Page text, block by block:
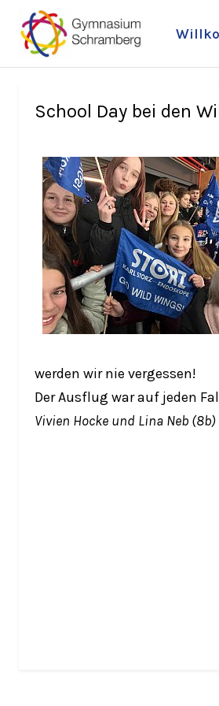
School Day bei den
werden wir nie vergessen!
Der Ausflug war auf jeden
Vivien Hocke und Lina Neb (8b)